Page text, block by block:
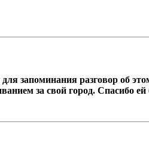
запоминания разговор об
за свой город. Спасибо